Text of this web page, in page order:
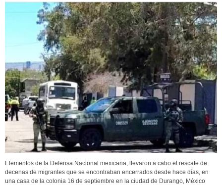
Elementos de la Defensa Nacional mexicana, llevaron a cabo el rescate de
decenas de migrantes que se encontraban encerrados desde hace días, en
una casa de la colonia 16 de septiembre en la ciudad de Durango, México